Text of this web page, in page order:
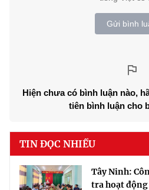
Gửi bình
Hiện chưa có bình luận nào,
tiên bình luận cho
TIN ĐỌC NHIỀU
Tây Ninh:
tra hoạt